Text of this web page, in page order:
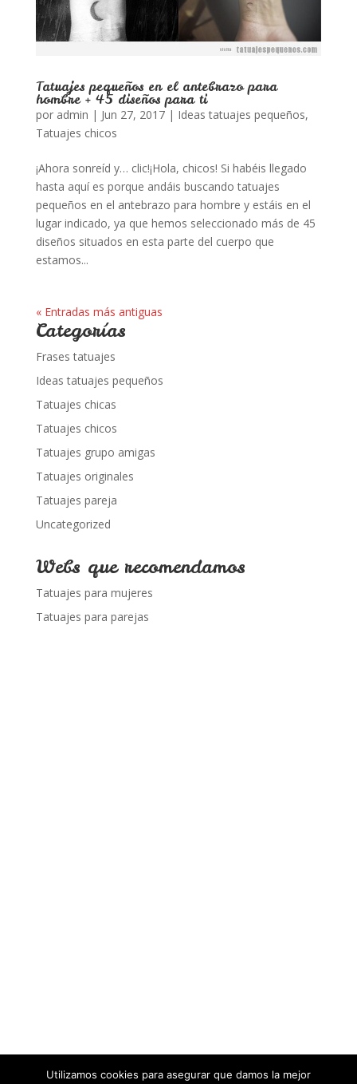
Tatuajes pequeños en el antebrazo para
hombre + 45 diseños para ti
por admin | Jun 27, 2017| Ideas tatuajes pequeños,
Tatuajes chicos
¡Ahora sonreíd y… clic!¡Hola, chicos! Si habéis llegado
hasta aquí es porque andáis buscando tatuajes
pequeños en el antebrazo para hombre y estáis en el
lugar indicado, ya que hemos seleccionado más de 45
diseños situados en esta parte del cuerpo que
estamos...
« Entradas más antiguas
Categorías
Frases tatuajes
Ideas tatuajes pequeños
Tatuajes chicas
Tatuajes chicos
Tatuajes grupo amigas
Tatuajes originales
Tatuajes pareja
Uncategorized
Webs que recomendamos
Tatuajes para mujeres
Tatuajes para parejas
Utilizamos cookies para asegurar que damos la mejor